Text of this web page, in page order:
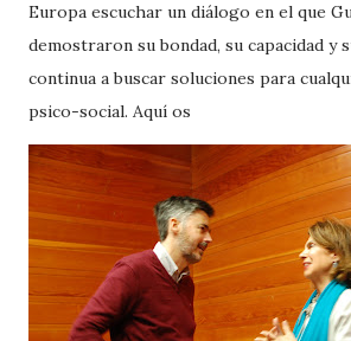
Europa escuchar un diálogo en el que
demostraron su bondad, su capacidad y
continua a buscar soluciones para
psico-social. Aquí os